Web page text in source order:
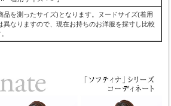
品を測ったサイズ)となります。ヌードサイズ(着用
異なりますので、現在お持ちのお洋服を採寸し比較